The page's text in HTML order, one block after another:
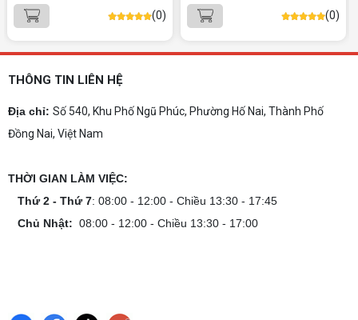
Dịch vụ build PC gaming tại Đồng Nai uy tín, cấu
hình mạnh, tối ưu chi phí, test máy tại chỗ. Khám
phá ngay địa chỉ tư vấn và lắp đặt dàn PC chơi
game mượt mà!
phù hợp, đảm bảo hệ thống vận hành ổn định và
tối ưu chi phí. Xem ngay hướng dẫn tại đây
khi build: socket CPU mainboard, chuẩn RAM,
copy nhanh.
(0) (0)
THÔNG TIN LIÊN HỆ
Địa chỉ: Số 540, Khu Phố Ngũ Phúc, Phường Hố Nai, Thành Phố
Đồng Nai, Việt Nam
THỜI GIAN LÀM VIỆC:
Thứ 2 - Thứ 7: 08:00 - 12:00 - Chiều 13:30 - 17:45
Chủ Nhật: 08:00 - 12:00 - Chiều 13:30 - 17:00